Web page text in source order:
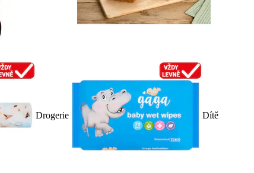
Drogerie Dítě